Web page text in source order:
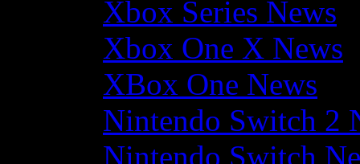
Xbox Series News
Xbox One X News
XBox One News
Nintendo Switch 2
Nintendo Switch